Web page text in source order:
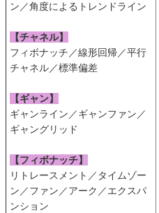
ン／角度によるトレンドライン
【チャネル】
フィボナッチ／線形回帰／平行
チャネル／標準偏差
【ギャン】
ギャンライン／ギャンファン／
ギャングリッド
【フィボナッチ】
リトレースメント／タイムゾー
ン／ファン／アーク／エクスパ
ンション